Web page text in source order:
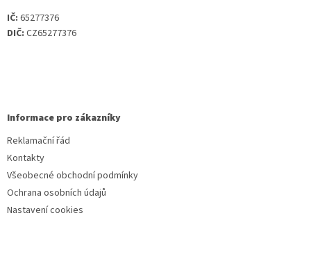
IČ: 65277376
DIČ: CZ65277376
Informace pro zákazníky
Reklamační řád
Kontakty
Všeobecné obchodní podmínky
Ochrana osobních údajů
Nastavení cookies